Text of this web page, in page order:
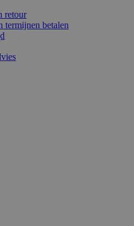
retour
termijnen betalen